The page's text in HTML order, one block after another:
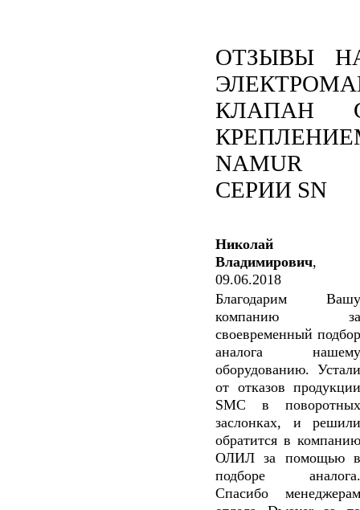
ОТЗЫВЫ
КЛАПАН
NAMUR
СЕРИИ SN
Николай
Владимирович,
09.06.2018
Благодарим Вашу
компанию за
своевременный подбор
аналога нашему
оборудованию. Устали
от отказов продукции
SMC в поворотных
заслонках, и решили
обратится в компанию
ОЛИЛ за помощью в
подборе аналога.
Спасибо менеджерам